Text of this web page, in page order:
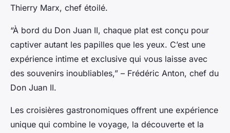
Thierry Marx, chef étoilé.
“À bord du Don Juan II, chaque plat est conçu pour
captiver autant les papilles que les yeux. C’est une
expérience intime et exclusive qui vous laisse avec
des souvenirs inoubliables,” – Frédéric Anton, chef du
Don Juan II.
Les croisières gastronomiques offrent une expérience
unique qui combine le voyage, la découverte et la